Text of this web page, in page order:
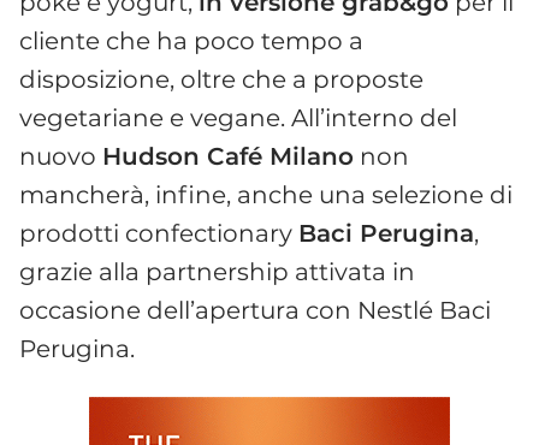
cliente che ha poco tempo a
disposizione, oltre che a proposte
vegetariane e vegane. All’interno del
nuovo Hudson Café Milano non
mancherà, infine, anche una selezione di
prodotti confectionary Baci Perugina,
grazie alla partnership attivata in
occasione dell’apertura con Nestlé Baci
Perugina.